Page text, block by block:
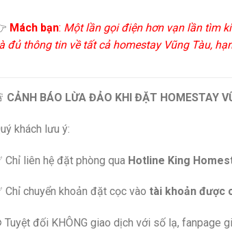
Mách bạn: Một lần gọi điện hơn vạn lần tìm
đủ thông tin về tất cả homestay Vũng Tàu,
CẢNH BÁO LỪA ĐẢO KHI ĐẶT HOMESTAY
khách lưu ý:
Chỉ liên hệ đặt phòng qua Hotline King
Chỉ chuyển khoản đặt cọc vào tài khoản được
Tuyệt đối KHÔNG giao dịch với số lạ, fanpage